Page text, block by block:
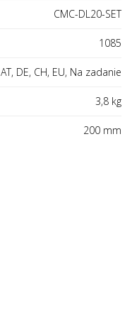
CMC-DL20-SET
1085
AT, DE, CH, EU, Na zadanie
3,8 kg
200 mm